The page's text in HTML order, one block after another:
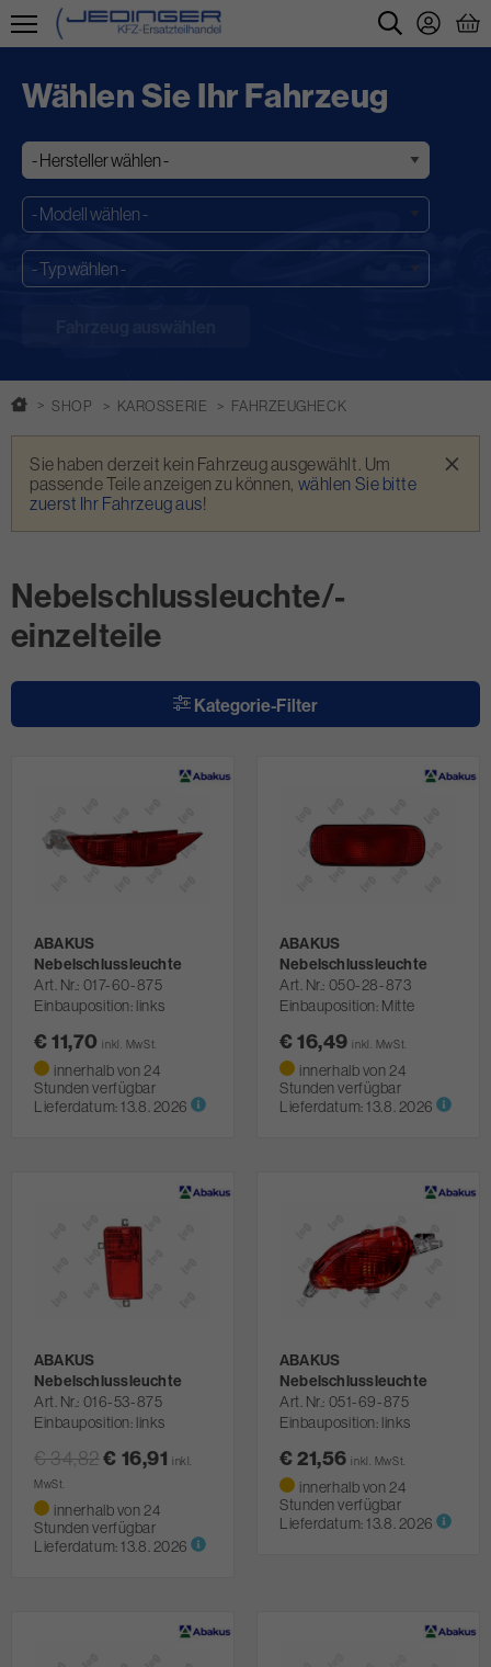
Direkt
Inhalt
Wählen Sie Ihr Fahrzeug
SHOP KAROSSERIE FAHRZEUGHECK
Warnmeldung
Sie haben derzeit kein Fahrzeug ausgewählt. Um
passende Teile anzeigen zu können, wählen Sie bitte
zuerst Ihr Fahrzeug aus!
×
Nebelschlussleuchte/-
einzelteile
Kategorie-Filter
ABAKUS
Nebelschlussleuchte
Art. Nr. 017-60-875
Einbauposition: links
€ 11,70inkl. MwSt.
innerhalb von 24
Stunden verfügbar
Lieferdatum:13.8. 2026
ABAKUS
Nebelschlussleuchte
Art. Nr. 050-28-873
Einbauposition: Mitte
€ 16,49inkl. MwSt.
innerhalb von 24
Stunden verfügbar
Lieferdatum:13.8. 2026
ABAKUS
Nebelschlussleuchte
Art. Nr. 016-53-875
Einbauposition: links
€ 34,82€ 16,91 inkl.
MwSt.
innerhalb von 24
Stunden verfügbar
Lieferdatum:13.8. 2026
ABAKUS
Nebelschlussleuchte
Art. Nr. 051-69-875
Einbauposition: links
€ 21,56inkl. MwSt.
innerhalb von 24
Stunden verfügbar
Lieferdatum:13.8. 2026